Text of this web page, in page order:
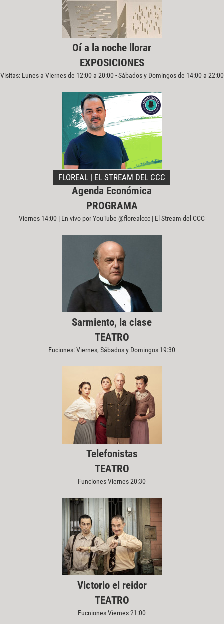
Oí a la noche llorar
EXPOSICIONES
Visitas: Lunes a Viernes de 12:00 a 20:00 - Sábados y Domingos de 14:00 a 22:00
FLOREAL | EL STREAM DEL CCC
Agenda Económica
PROGRAMA
Viernes 14:00 | En vivo por YouTube @florealccc | El Stream del CCC
Sarmiento, la clase
TEATRO
Fuciones: Viernes, Sábados y Domingos 19:30
Telefonistas
TEATRO
Funciones Viernes 20:30
Victorio el reidor
TEATRO
Fucniones Viernes 21:00